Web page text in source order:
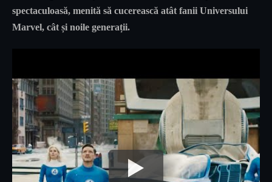
spectaculoasă, menită să cucerească atât fanii Universului
Marvel, cât și noile generații.